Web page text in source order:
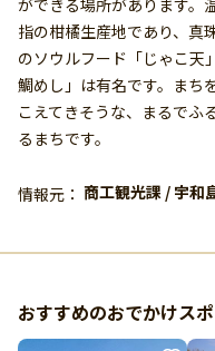
ができる場所があります。
指の柑橘生産地であり、真
のソウルフード「じゃこ天
鯛めし」は有名です。まち
こえてきそうな、まるでふ
るまちです。
情報元： 商工観光課 / 宇和
おすすめのおでかけス